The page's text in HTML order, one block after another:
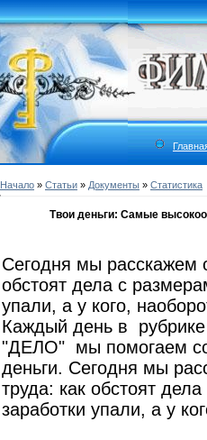
Начало » Статьи » Документы » Статистика
Твои деньги: Самые
Сегодня мы расскажем
обстоят дела с
упали, а у кого,
Каждый день в рубрике
"ДЕЛО" мы помогаем
деньги. Сегодня мы
труда: как обстоят
заработки упали, а у